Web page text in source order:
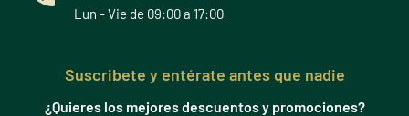
Lun - Vie de 09:00 a 17:00
Suscribete y entérate antes que nadie
¿Quieres los mejores descuentos y promociones?